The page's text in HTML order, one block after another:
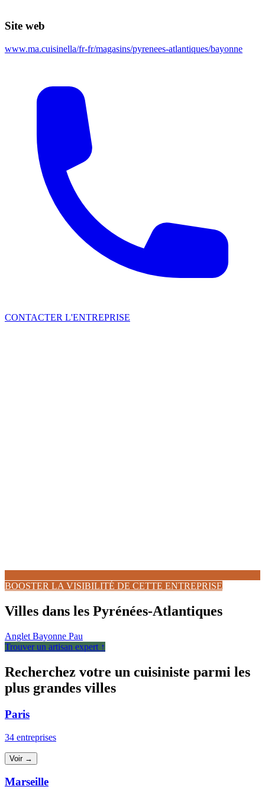
Site web
www.ma.cuisinella/fr-fr/magasins/pyrenees-atlantiques/bayonne
CONTACTER L'ENTREPRISE
BOOSTER LA VISIBILITÉ DE CETTE ENTREPRISE
Villes dans les Pyrénées-Atlantiques
Anglet Bayonne Pau
Trouver un artisan expert ↑
Recherchez votre un cuisiniste parmi les
plus grandes villes
Paris
34 entreprises
Voir →
Marseille